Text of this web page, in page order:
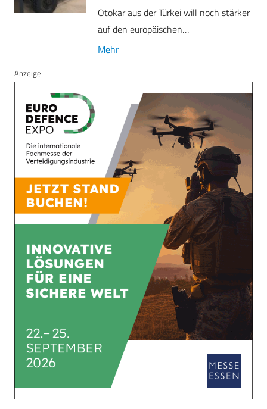
Otokar aus der Türkei will noch stärker
auf den europäischen…
Mehr
Anzeige